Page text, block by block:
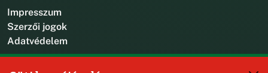
Impresszum
Szerzői jogok
Adatvédelem